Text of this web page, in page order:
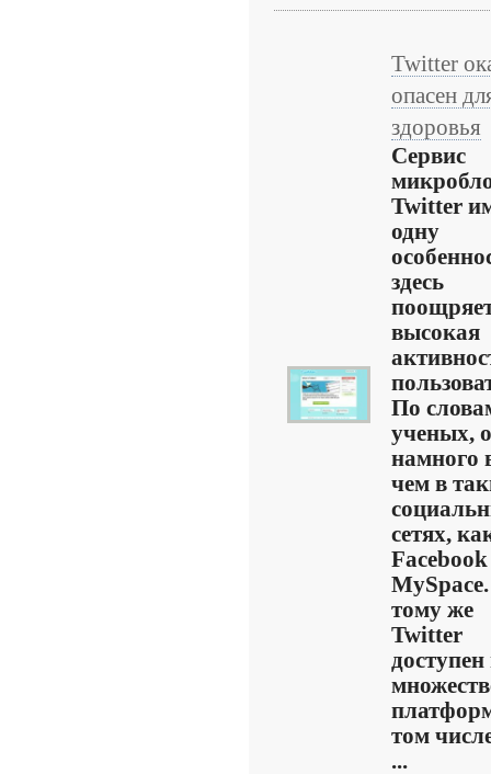
Twitter
опасен
здоровья
Сервис
Twitter
одну
здесь
высокая
По
ученых,
намного
чем в
сетях,
тому же
Twitter
доступен
том
...